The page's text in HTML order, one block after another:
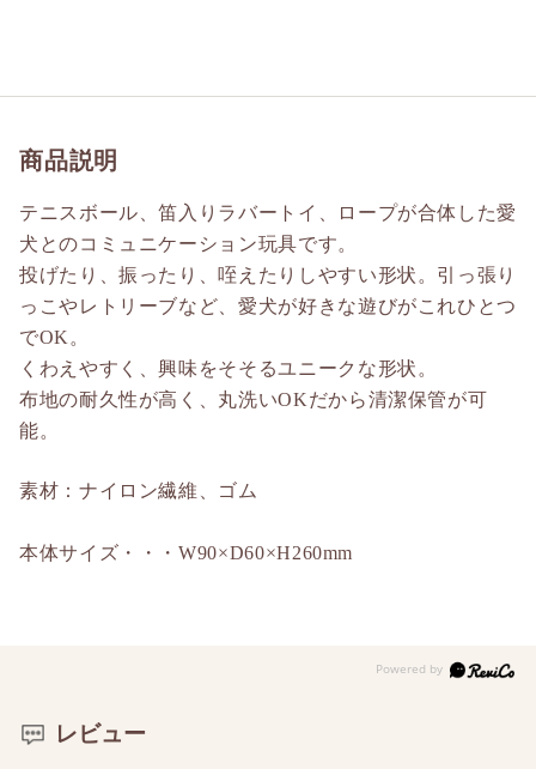
商品説明
テニスボール、笛入りラバートイ、ロープが合体した愛
犬とのコミュニケーション玩具です。
投げたり、振ったり、咥えたりしやすい形状。引っ張り
っこやレトリーブなど、愛犬が好きな遊びがこれひとつ
でOK。
くわえやすく、興味をそそるユニークな形状。
布地の耐久性が高く、丸洗いOKだから清潔保管が可
能。
素材：ナイロン繊維、ゴム
本体サイズ・・・W90×D60×H260mm
レビュー